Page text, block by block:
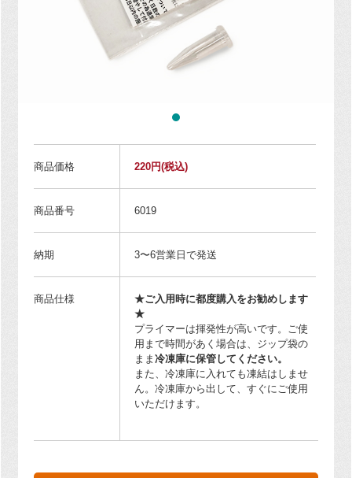
商品価格 220円(税込)
商品番号 6019
納期 3〜6営業日で発送
商品仕様
★ご入用時に都度購入をお勧めします
★
プライマーは揮発性が高いです。ご使
用まで時間があく場合は、ジップ袋の
まま 冷凍庫に保管してください。
また、冷凍庫に入れても凍結はしませ
ん。冷凍庫から出して、すぐにご使用
いただけます。